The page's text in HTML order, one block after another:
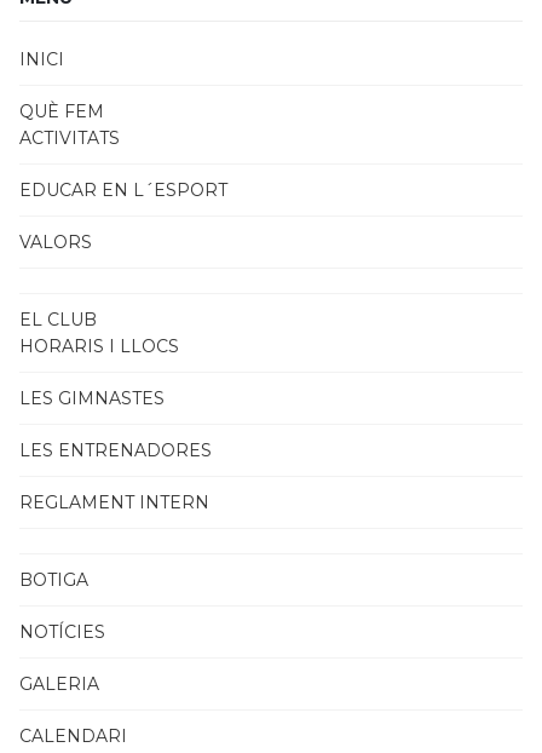
INICI
QUÈ FEM
ACTIVITATS
EDUCAR EN L´ESPORT
VALORS
EL CLUB
HORARIS I LLOCS
LES GIMNASTES
LES ENTRENADORES
REGLAMENT INTERN
BOTIGA
NOTÍCIES
GALERIA
CALENDARI